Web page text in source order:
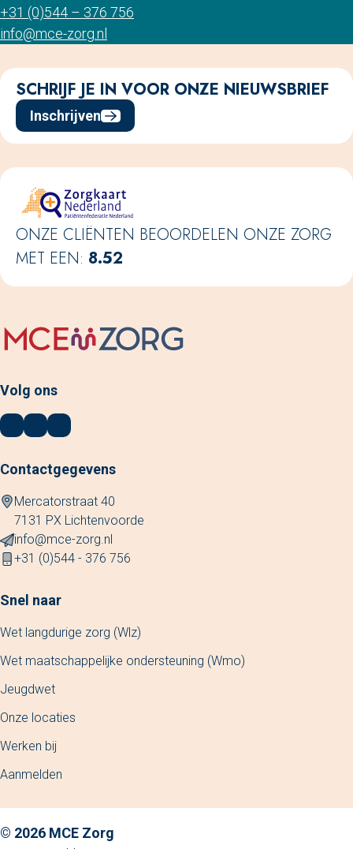
+31 (0)544 – 376 756
info@mce-zorg.nl
SCHRIJF JE IN VOOR ONZE NIEUWSBRIEF
Inschrijven
ONZE CLIËNTEN BEOORDELEN ONZE ZORG
MET EEN: 8.52
Volg ons
Logo Facebook
Logo LinkedIn
Logo Instagram
Contactgegevens
Mercatorstraat 40
7131 PX Lichtenvoorde
info@mce-zorg.nl
+31 (0)544 - 376 756
Snel naar
Wet langdurige zorg (Wlz)
Wet maatschappelijke ondersteuning (Wmo)
Jeugdwet
Onze locaties
Werken bij
Aanmelden
© 2026 MCE Zorg